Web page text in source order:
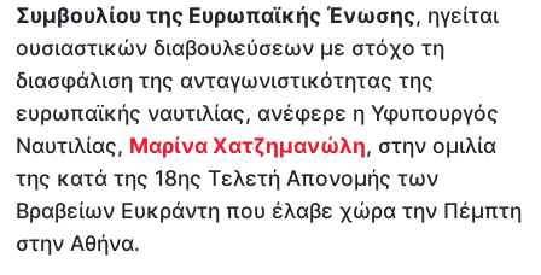
Συμβουλίου της Ευρωπαϊκής Ένωσης, ηγείται
ουσιαστικών διαβουλεύσεων με στόχο τη
διασφάλιση της ανταγωνιστικότητας της
ευρωπαϊκής ναυτιλίας, ανέφερε η Υφυπουργός
Ναυτιλίας, Μαρίνα Χατζημανώλη, στην ομιλία
της κατά της 18ης Τελετή Απονομής των
Βραβείων Ευκράντη που έλαβε χώρα την Πέμπτη
στην Αθήνα.